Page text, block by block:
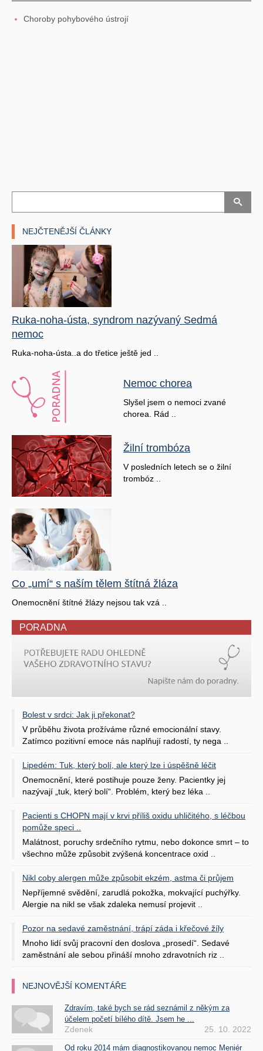
Choroby pohybového ústrojí
NEJČTENĚJŠÍ ČLÁNKY
Ruka-noha-ústa, syndrom nazývaný Sedmá
nemoc
Ruka-noha-ústa..a do třetice ještě jed ..
Nemoc chorea
Slyšel jsem o nemoci zvané
chorea. Rád ..
Žilní trombóza
V posledních letech se o žilní
trombóz ..
Co „umí“ s naším tělem štítná žláza
Onemocnění štítné žlázy nejsou tak vzá ..
PORADNA
Bolest v srdci: Jak ji překonat?
V průběhu života prožíváme různé emocionální stavy.
Zatímco pozitivní emoce nás naplňují radostí, ty nega ..
Lipedém: Tuk, který bolí, ale který lze i úspěšně léčit
Onemocnění, které postihuje pouze ženy. Pacientky jej
nazývají „tuk, který bolí“. Problém, který bez léka ..
Pacienti s CHOPN mají v krvi příliš oxidu uhličitého, s léčbou
pomůže speci ..
Malátnost, poruchy srdečního rytmu, nebo dokonce smrt – to
všechno může způsobit zvýšená koncentrace oxid ..
Nikl coby alergen může způsobit ekzém, astma či průjem
Nepříjemné svědění, zarudlá pokožka, mokvající puchýřky.
Alergie na nikl se však zdaleka nemusí projevit ..
Pozor na sedavé zaměstnání, trápí záda i křečové žíly
Mnoho lidí svůj pracovní den doslova „prosedí“. Sedavé
zaměstnání ale sebou přináší mnoho zdravotních riz ..
NEJNOVĚJŠÍ KOMENTÁŘE
Zdravím, také bych se rád seznámil z někým za
účelem početí bílého dítě. Jsem he ...
Zdenek 25. 10. 2022
Od roku 2014 mám diagnostikovanou nemoc Meniér